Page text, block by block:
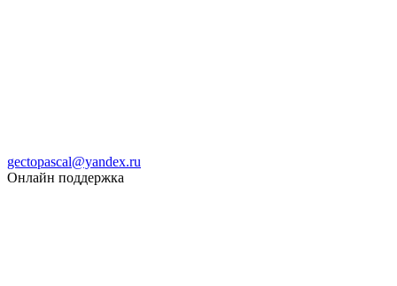
gectopascal@yandex.ru
Онлайн поддержка